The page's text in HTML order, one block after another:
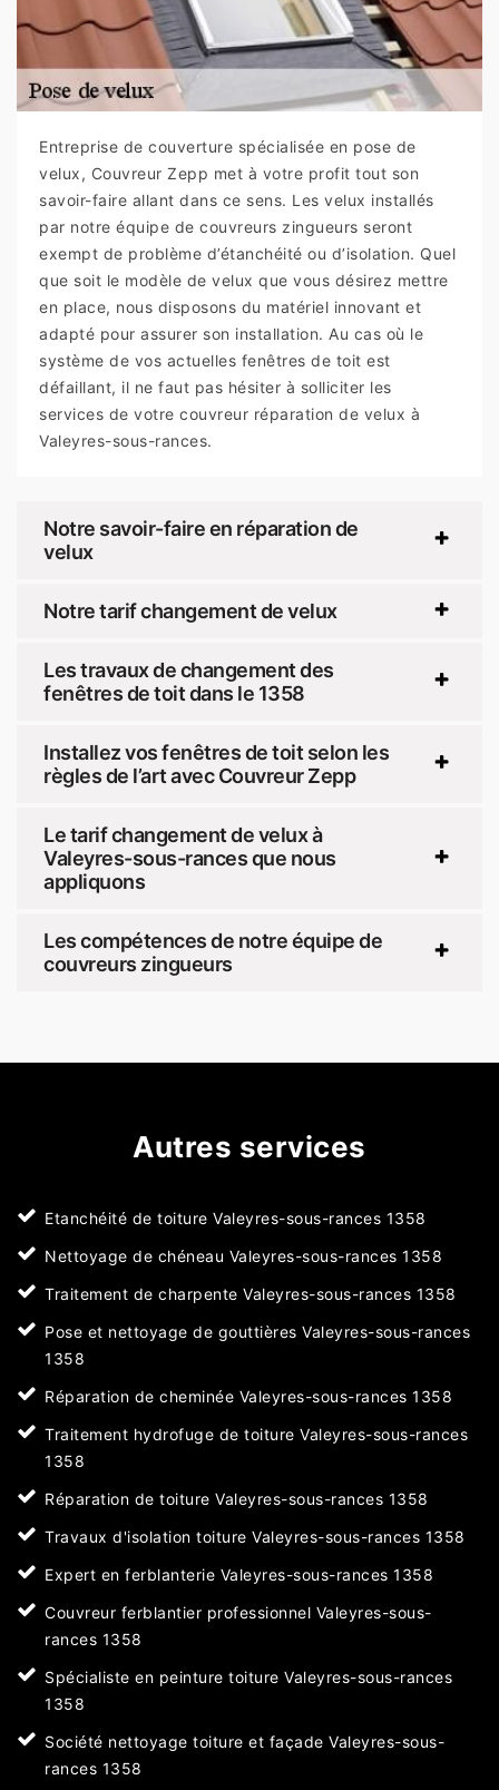
Entreprise de couverture spécialisée en pose de
velux, Couvreur Zepp met à votre profit tout son
savoir-faire allant dans ce sens. Les velux installés
par notre équipe de couvreurs zingueurs seront
exempt de problème d’étanchéité ou d’isolation. Quel
que soit le modèle de velux que vous désirez mettre
en place, nous disposons du matériel innovant et
adapté pour assurer son installation. Au cas où le
système de vos actuelles fenêtres de toit est
défaillant, il ne faut pas hésiter à solliciter les
services de votre couvreur réparation de velux à
Valeyres-sous-rances.
Notre savoir-faire en réparation de
velux
Notre tarif changement de velux
Les travaux de changement des
fenêtres de toit dans le 1358
Installez vos fenêtres de toit selon les
règles de l’art avec Couvreur Zepp
Le tarif changement de velux à
Valeyres-sous-rances que nous
appliquons
Les compétences de notre équipe de
couvreurs zingueurs
Autres services
Etanchéité de toiture Valeyres-sous-rances 1358
Nettoyage de chéneau Valeyres-sous-rances 1358
Traitement de charpente Valeyres-sous-rances 1358
Pose et nettoyage de gouttières Valeyres-sous-rances
1358
Réparation de cheminée Valeyres-sous-rances 1358
Traitement hydrofuge de toiture Valeyres-sous-rances
1358
Réparation de toiture Valeyres-sous-rances 1358
Travaux d'isolation toiture Valeyres-sous-rances 1358
Expert en ferblanterie Valeyres-sous-rances 1358
Couvreur ferblantier professionnel Valeyres-sous-
rances 1358
Spécialiste en peinture toiture Valeyres-sous-rances
1358
Société nettoyage toiture et façade Valeyres-sous-
rances 1358